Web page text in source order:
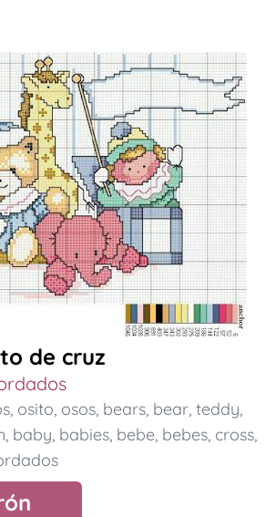
de cruz
, osito, osos, bears, bear, teddy,
, baby, babies, bebe, bebes, cross,